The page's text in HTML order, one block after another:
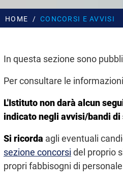
HOME CONCORSI E AVVISI
In questa sezione sono
Per consultare le
L'Istituto non darà alcun
indicato negli avvisi/bandi di
Si ricorda agli eventuali
sezione concorsi del proprio
propri fabbisogni di